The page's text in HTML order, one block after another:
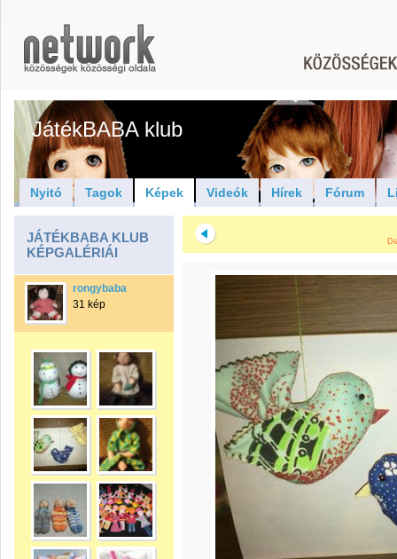
JátékBABA klub
Nyitó Tagok Képek Videók Hírek Fórum
JÁTÉKBABA KLUB
KÉPGALÉRIÁI
rongybaba
31 kép